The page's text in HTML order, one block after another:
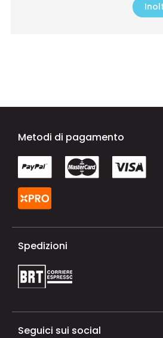
Metodi di pagamento
Spedizioni
Seguici sui social